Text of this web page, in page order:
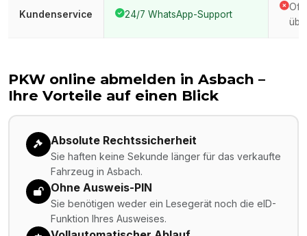
Kundenservice 24/7 WhatsApp-Support
Oft
PKW online abmelden in Asbach –
Ihre Vorteile auf einen Blick
Absolute Rechtssicherheit
Sie haften keine Sekunde länger für das verkaufte
Fahrzeug in Asbach.
Ohne Ausweis-PIN
Sie benötigen weder ein Lesegerät noch die eID-
Funktion Ihres Ausweises.